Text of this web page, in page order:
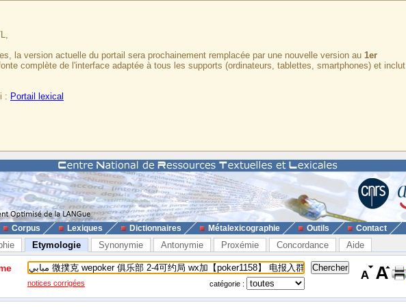
la version actuelle du portail sera prochainement remplacée par une nouvelle version au 1er
complète de l'interface adaptée à tous les supports (ordinateurs, tablettes, smartphones) et inclut
: Portail lexical
Corpus Lexiques Dictionnaires Métalexicographie Outils Contact
Etymologie Synonymie Antonymie Proxémie Concordance Aide
notices corrigées catégorie :